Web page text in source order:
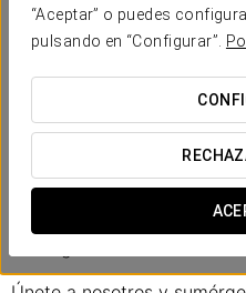
“Aceptar” o puedes
pulsando en “Configurar”.
85 €
Excursión a
Descubre Kutná Hora con
Durante tu paseo por
de admirar la majestuosa
Bárbara, así como
arquitectónicos, desde el
pierdas la fuente de piedra